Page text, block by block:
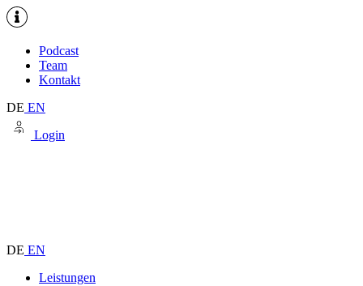
Podcast
Team
Kontakt
DE EN
Login
DE EN
Leistungen